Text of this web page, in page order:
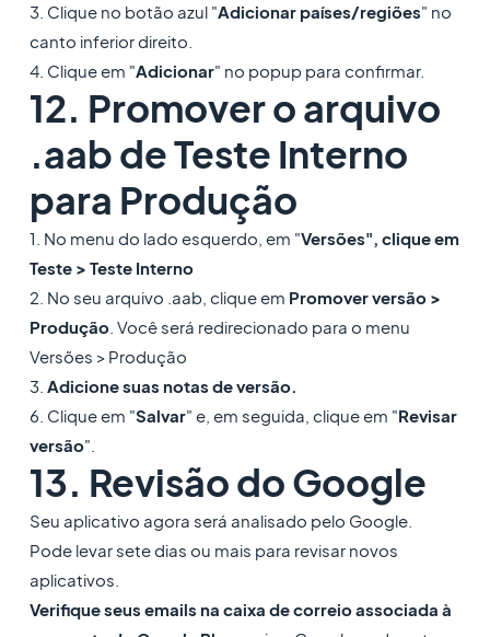
3. Clique no botão azul "Adicionar países/regiões" no
canto inferior direito.
4. Clique em "Adicionar" no popup para confirmar.
12. Promover o arquivo
.aab de Teste Interno
para Produção
1. No menu do lado esquerdo, em "Versões", clique em
Teste > Teste Interno
2. No seu arquivo .aab, clique em Promover versão >
Produção. Você será redirecionado para o menu
Versões > Produção
3. Adicione suas notas de versão.
6. Clique em "Salvar" e, em seguida, clique em "Revisar
versão".
13. Revisão do Google
Seu aplicativo agora será analisado pelo Google.
Pode levar sete dias ou mais para revisar novos
aplicativos.
Verifique seus emails na caixa de correio associada à